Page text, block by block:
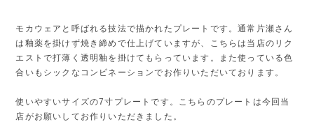
モカウェアと呼ばれる技法で描かれたプレートです。通常片瀬さん
は釉薬を掛けず焼き締めで仕上げていますが、こちらは当店のリク
エストで打薄く透明釉を掛けてもらっています。また使っている色
合いもシックなコンビネーションでお作りいただいております。
使いやすいサイズの7寸プレートです。こちらのプレートは今回当
店がお願いしてお作りいただきました。